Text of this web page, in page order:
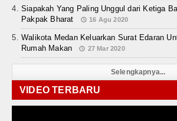
Siapakah Yang Paling Unggul dari Ketiga
Pakpak Bharat
16 Agu 2020
Walikota Medan Keluarkan Surat Edaran
Rumah Makan
27 Mar 2020
Selengkapnya...
VIDEO TERBARU